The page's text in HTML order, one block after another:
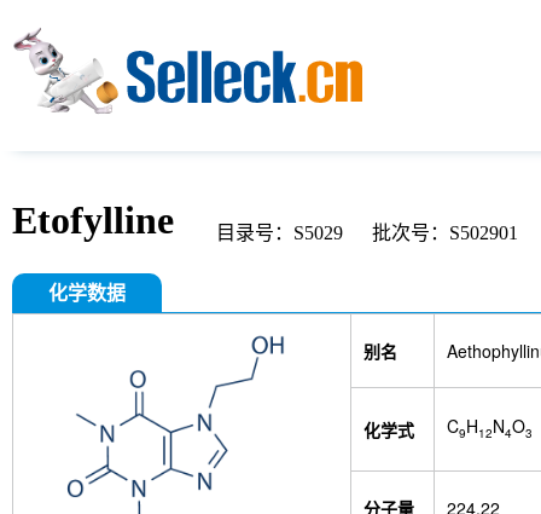
Etofylline 目录号：S5029 批次号：S502901
化学数据
别名
化学式 C9H12N4O3
分子量 224.22